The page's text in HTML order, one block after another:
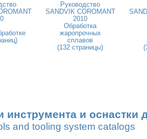
Руководство
SANDVIK COROMANT
2010
Обработка
жаропрочных
сплавов
(132 страницы)
инструмента и оснастки
and tooling system catalogs